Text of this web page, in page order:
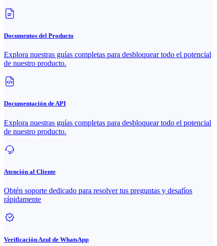
Documentos del Producto
Explora nuestras guías completas para desbloquear todo el potencial
de nuestro producto.
Documentación de API
Explora nuestras guías completas para desbloquear todo el potencial
de nuestro producto.
Atención al Cliente
Obtén soporte dedicado para resolver tus preguntas y desafíos
rápidamente
Verificación Azul de WhatsApp